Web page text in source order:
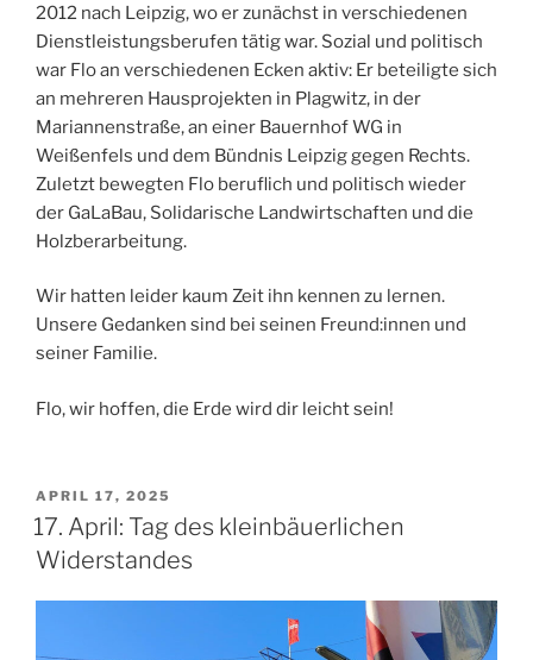
2012 nach Leipzig, wo er zunächst in verschiedenen
Dienstleistungsberufen tätig war. Sozial und politisch
war Flo an verschiedenen Ecken aktiv: Er beteiligte sich
an mehreren Hausprojekten in Plagwitz, in der
Mariannenstraße, an einer Bauernhof WG in
Weißenfels und dem Bündnis Leipzig gegen Rechts.
Zuletzt bewegten Flo beruflich und politisch wieder
der GaLaBau, Solidarische Landwirtschaften und die
Holzberarbeitung.
Wir hatten leider kaum Zeit ihn kennen zu lernen.
Unsere Gedanken sind bei seinen Freund:innen und
seiner Familie.
Flo, wir hoffen, die Erde wird dir leicht sein!
VERÖFFENTLICHT
AM
APRIL 17, 2025
17. April: Tag des kleinbäuerlichen
Widerstandes